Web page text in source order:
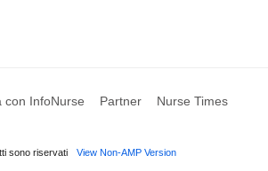
con InfoNurse Partner Nurse Times
sono riservati View Non-AMP Version